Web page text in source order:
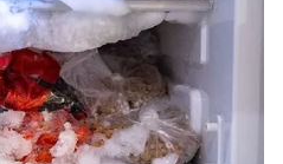
8 ಕಾಲು, 3 ಕಿವಿಗಳಿರೋ ವಿಚಿತ್ರ
ಆಡಿನ ಮರಿ ಜನನ; ಸೊರಬ
ತಾಲೂಕಿನಲ್ಲಿ ಅಪರೂಪದ ಘಟನೆ